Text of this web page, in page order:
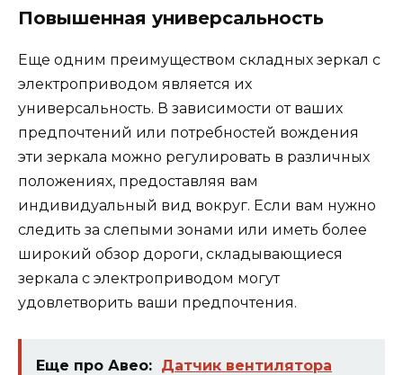
Повышенная универсальность
Еще одним преимуществом складных зеркал с
электроприводом является их
универсальность. В зависимости от ваших
предпочтений или потребностей вождения
эти зеркала можно регулировать в различных
положениях, предоставляя вам
индивидуальный вид вокруг. Если вам нужно
следить за слепыми зонами или иметь более
широкий обзор дороги, складывающиеся
зеркала с электроприводом могут
удовлетворить ваши предпочтения.
Еще про Авео: Датчик вентилятора